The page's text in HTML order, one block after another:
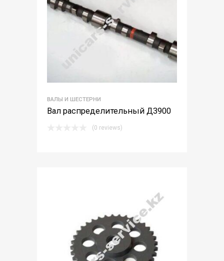
ВАЛЫ И ШЕСТЕРНИ
Вал распределительный Д3900
(0 reviews)